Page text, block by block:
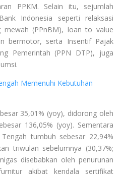
PPKM. Selain itu, sejumlah
Indonesia seperti relaksasi
mewah (PPnBM), loan to value
bermotor, serta Insentif Pajak
Pemerintah (PPN DTP), juga
Memenuhi Kebutuhan
35,01% (yoy), didorong oleh
136,05% (yoy). Sementara
tumbuh sebesar 22,94%
triwulan sebelumnya (30,37%;
disebabkan oleh penurunan
akibat kendala sertifikat